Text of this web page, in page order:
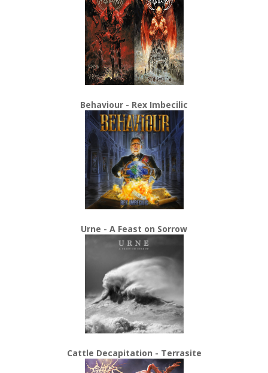
Behaviour - Rex Imbecilic
Urne - A Feast on Sorrow
Cattle Decapitation - Terrasite